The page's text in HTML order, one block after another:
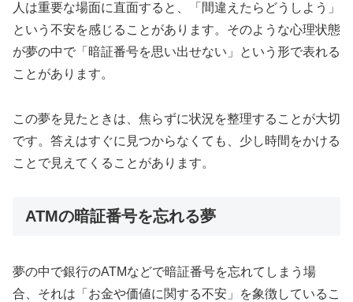
人は重要な場面に直面すると、「間違えたらどうしよう」
という不安を感じることがあります。そのような心理状態
が夢の中で「暗証番号を思い出せない」という形で表れる
ことがあります。
この夢を見たときは、焦らずに状況を整理することが大切
です。答えはすぐに見つからなくても、少し時間をかける
ことで見えてくることがあります。
ATMの暗証番号を忘れる夢
夢の中で銀行のATMなどで暗証番号を忘れてしまう場
合、それは「お金や価値に関する不安」を象徴しているこ